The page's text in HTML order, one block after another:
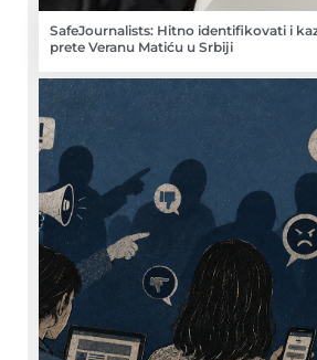
SafeJournalists: Hitno identifikovati i
prete Veranu Matiću u Srbiji